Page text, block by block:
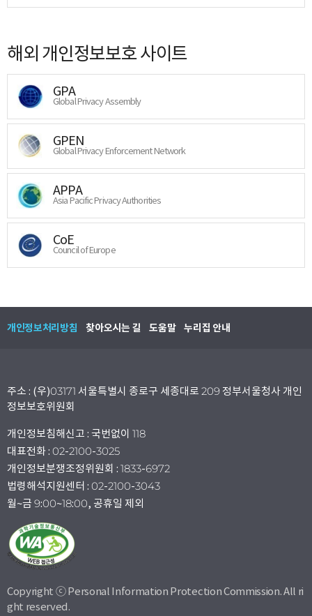
해외 개인정보보호 사이트
GPA
Global Privacy Assembly
GPEN
Global Privacy Enforcement Network
APPA
Asia Pacific Privacy Authorities
CoE
Council of Europe
개인정보처리방침 찾아오시는 길 도움말 누리집 안내
주소 : (우)03171 서울특별시 종로구 세종대로 209 정부서울청사 개인
정보보호위원회
개인정보침해신고 : 국번없이 118
대표전화 : 02-2100-3025
개인정보분쟁조정위원회 : 1833-6972
법령해석지원센터 : 02-2100-3043
월~금 9:00~18:00, 공휴일 제외
Copyright ⓒ Personal Information Protection Commission. All ri
ght reserved.